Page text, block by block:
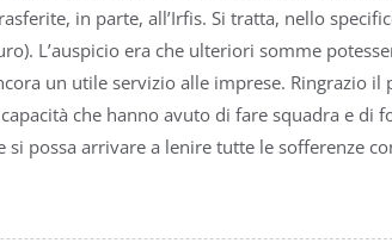
in parte, all’Irfis. Si tratta, nello
L’auspicio era che ulteriori somme
un utile servizio alle imprese. Ringrazio
che hanno avuto di fare squadra e
si possa arrivare a lenire tutte le sofferenze